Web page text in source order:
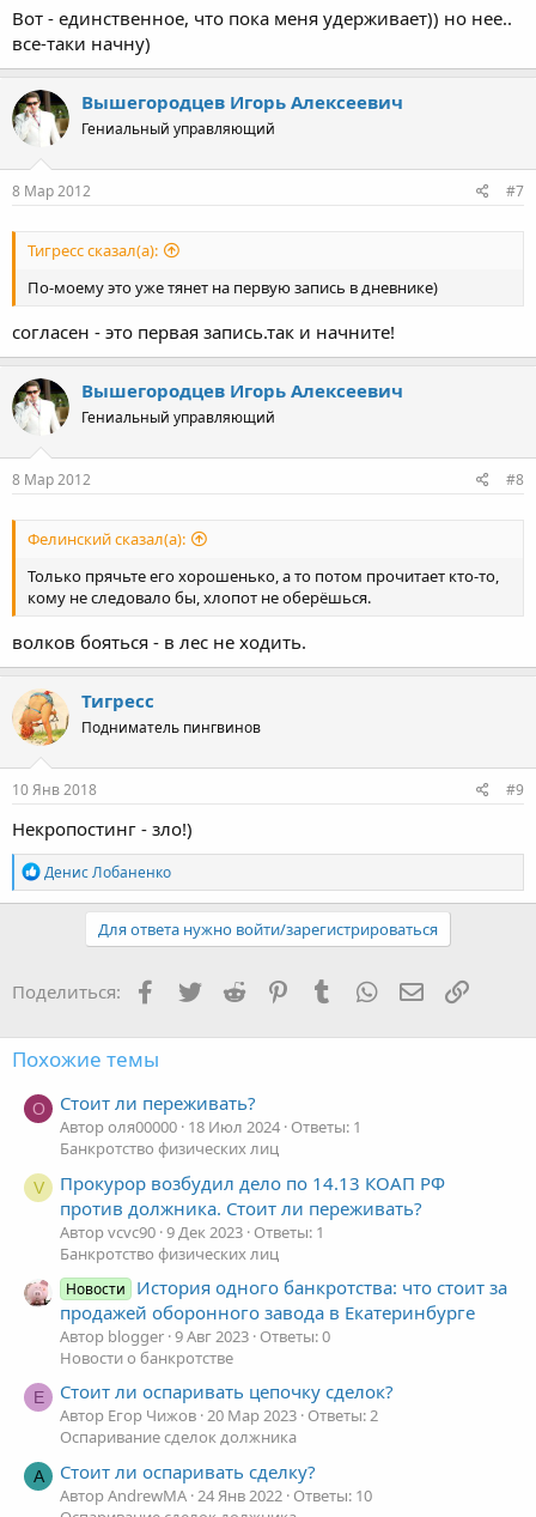
Вот - единственное, что пока меня удерживает)) но нее..
все-таки начну)
Вышегородцев Игорь Алексеевич
Гениальный управляющий
8 Мар 2012 #7
Тигресс сказал(а):
По-моему это уже тянет на первую запись в дневнике)
согласен - это первая запись.так и начните!
Вышегородцев Игорь Алексеевич
Гениальный управляющий
8 Мар 2012 #8
Фелинский сказал(а):
Только прячьте его хорошенько, а то потом прочитает кто-то,
кому не следовало бы, хлопот не оберёшься.
волков бояться - в лес не ходить.
Тигресс
Подниматель пингвинов
10 Янв 2018 #9
Некропостинг - зло!)
Р
е
а
и
:
Денис Лобаненко
Для ответа нужно войти/зарегистрироваться
Поделиться: Facebook
TwitterReddit PinterestTumblr WhatsApp Ссылка
Похожие темы
О Стоит ли переживать?
Автор оля00000 18 Июл 2024 Ответы: 1
Банкротство физических лиц
V
Прокурор возбудил дело по 14.13 КОАП РФ
против должника. Стоит ли переживать?
Автор vcvc90 9 Дек 2023 Ответы: 1
Банкротство физических лиц
Новости
История одного банкротства: что стоит за
продажей оборонного завода в Екатеринбурге
Автор blogger 9 Авг 2023 Ответы: 0
Новости о банкротстве
Е Стоит ли оспаривать цепочку сделок?
Автор Егор Чижов 20 Мар 2023 Ответы: 2
Оспаривание сделок должника
A Стоит ли оспаривать сделку?
Автор AndrewMA 24 Янв 2022 Ответы: 10